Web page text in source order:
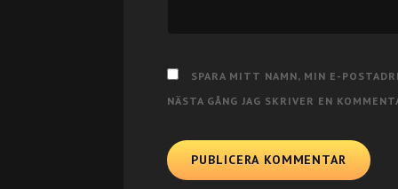
SPARA MITT NAMN, MIN E-
NÄSTA GÅNG JAG SKRIVER EN